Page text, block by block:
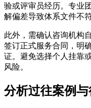
验或评审员经历。专业
解偏差导致体系文件不
此外，需确认咨询机构
签订正式服务合同，明
证。避免选择个人挂靠
风险。
分析过往案例